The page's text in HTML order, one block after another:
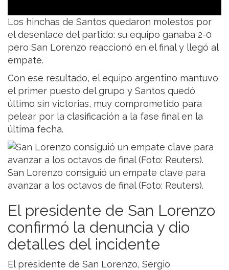
Los hinchas de Santos quedaron molestos por
el desenlace del partido: su equipo ganaba 2-0
pero San Lorenzo reaccionó en el final y llegó al
empate.
Con ese resultado, el equipo argentino mantuvo
el primer puesto del grupo y Santos quedó
último sin victorias, muy comprometido para
pelear por la clasificación a la fase final en la
última fecha.
San Lorenzo consiguió un empate clave para
avanzar a los octavos de final (Foto: Reuters).
El presidente de San Lorenzo
confirmó la denuncia y dio
detalles del incidente
El presidente de San Lorenzo, Sergio